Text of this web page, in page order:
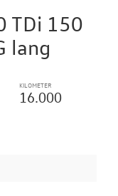
VÆRKSTED
TILBEHØR
TDi 150
lang
KILOMETER
16.000